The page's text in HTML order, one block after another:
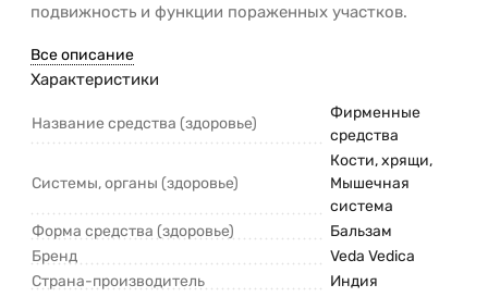
подвижность и функции пораженных участков.
Все описание
Характеристики
Название средства (здоровье)
Фирменные
средства
Системы, органы (здоровье)
Кости, хрящи,
Мышечная
система
Форма средства (здоровье)
Бальзам
Бренд
Veda Vedica
Страна-производитель
Индия